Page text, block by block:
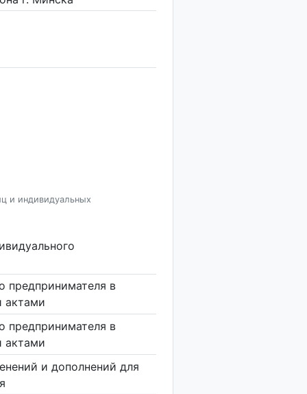
и индивидуальных
предпринимателя в
актами
предпринимателя в
актами
и дополнений для